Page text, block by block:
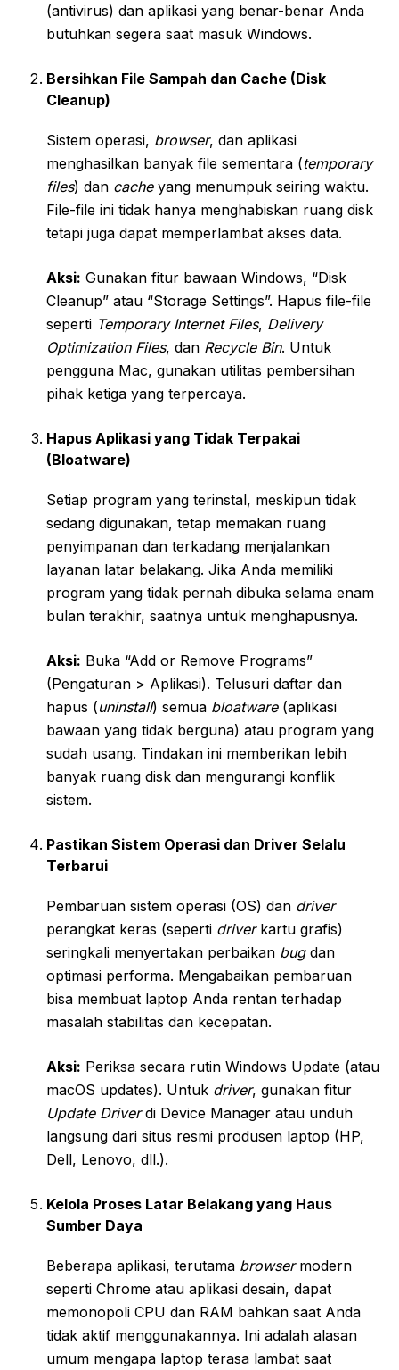
(antivirus) dan aplikasi yang benar-benar Anda
butuhkan segera saat masuk Windows.
Bersihkan File Sampah dan Cache (Disk
Cleanup)
Sistem operasi, browser, dan aplikasi
menghasilkan banyak file sementara (temporary
files) dan cacheyang menumpuk seiring waktu.
File-file ini tidak hanya menghabiskan ruang disk
tetapi juga dapat memperlambat akses data.
Aksi: Gunakan fitur bawaan Windows, “Disk
Cleanup” atau “Storage Settings”. Hapus file-file
seperti Temporary Internet Files, Delivery
Optimization Files, dan Recycle Bin. Untuk
pengguna Mac, gunakan utilitas pembersihan
pihak ketiga yang terpercaya.
Hapus Aplikasi yang Tidak Terpakai
(Bloatware)
Setiap program yang terinstal, meskipun tidak
sedang digunakan, tetap memakan ruang
penyimpanan dan terkadang menjalankan
layanan latar belakang. Jika Anda memiliki
program yang tidak pernah dibuka selama enam
bulan terakhir, saatnya untuk menghapusnya.
Aksi: Buka “Add or Remove Programs”
(Pengaturan > Aplikasi). Telusuri daftar dan
hapus (uninstall) semua bloatware(aplikasi
bawaan yang tidak berguna) atau program yang
sudah usang. Tindakan ini memberikan lebih
banyak ruang disk dan mengurangi konflik
sistem.
Pastikan Sistem Operasi dan Driver Selalu
Terbarui
Pembaruan sistem operasi (OS) dan driver
perangkat keras (seperti driverkartu grafis)
seringkali menyertakan perbaikan bugdan
optimasi performa. Mengabaikan pembaruan
bisa membuat laptop Anda rentan terhadap
masalah stabilitas dan kecepatan.
Aksi: Periksa secara rutin Windows Update (atau
macOS updates). Untuk driver, gunakan fitur
Update Driverdi Device Manager atau unduh
langsung dari situs resmi produsen laptop (HP,
Dell, Lenovo, dll.).
Kelola Proses Latar Belakang yang Haus
Sumber Daya
Beberapa aplikasi, terutama browsermodern
seperti Chrome atau aplikasi desain, dapat
memonopoli CPU dan RAM bahkan saat Anda
tidak aktif menggunakannya. Ini adalah alasan
umum mengapa laptop terasa lambat saat